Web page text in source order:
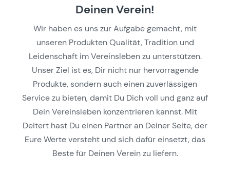
Deinen Verein!
Wir haben es uns zur Aufgabe gemacht, mit
unseren Produkten Qualität, Tradition und
Leidenschaft im Vereinsleben zu unterstützen.
Unser Ziel ist es, Dir nicht nur hervorragende
Produkte, sondern auch einen zuverlässigen
Service zu bieten, damit Du Dich voll und ganz auf
Dein Vereinsleben konzentrieren kannst. Mit
Deitert hast Du einen Partner an Deiner Seite, der
Eure Werte versteht und sich dafür einsetzt, das
Beste für Deinen Verein zu liefern.